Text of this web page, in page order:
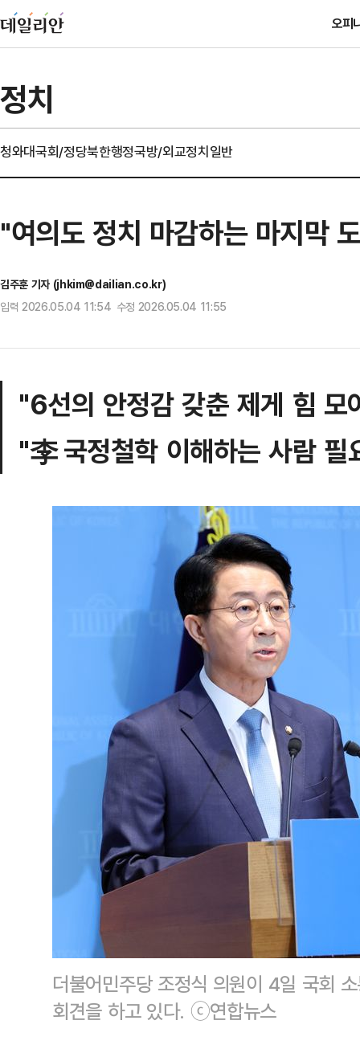
오피
정치
청와대국회/정당북한행정국방/외교정치일반
"여의도 정치 마감하는 마지막
김주훈 기자 (jhkim@dailian.co.kr)
입력 2026.05.04 11:54 수정 2026.05.04 11:55
"6선의 안정감 갖춘 제게 힘 모
"李 국정철학 이해하는 사람 필
더불어민주당 조정식 의원이 4일 국회
회견을 하고 있다. ⓒ연합뉴스